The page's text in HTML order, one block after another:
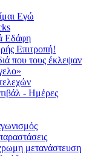
Εγώ
Εδάφη
Επιτροπή!
που τους έκλεψαν
- Ημέρες
μετανάστευση